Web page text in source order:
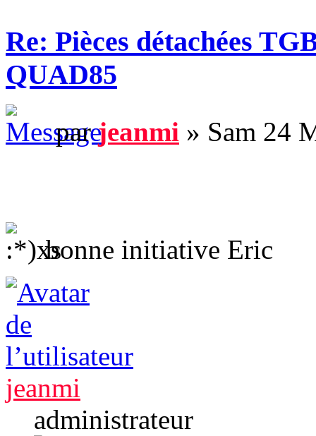
Re: Pièces détachées
QUAD85
parjeanmi » Sam 24
bonne initiative Eric
jeanmi
administrateur